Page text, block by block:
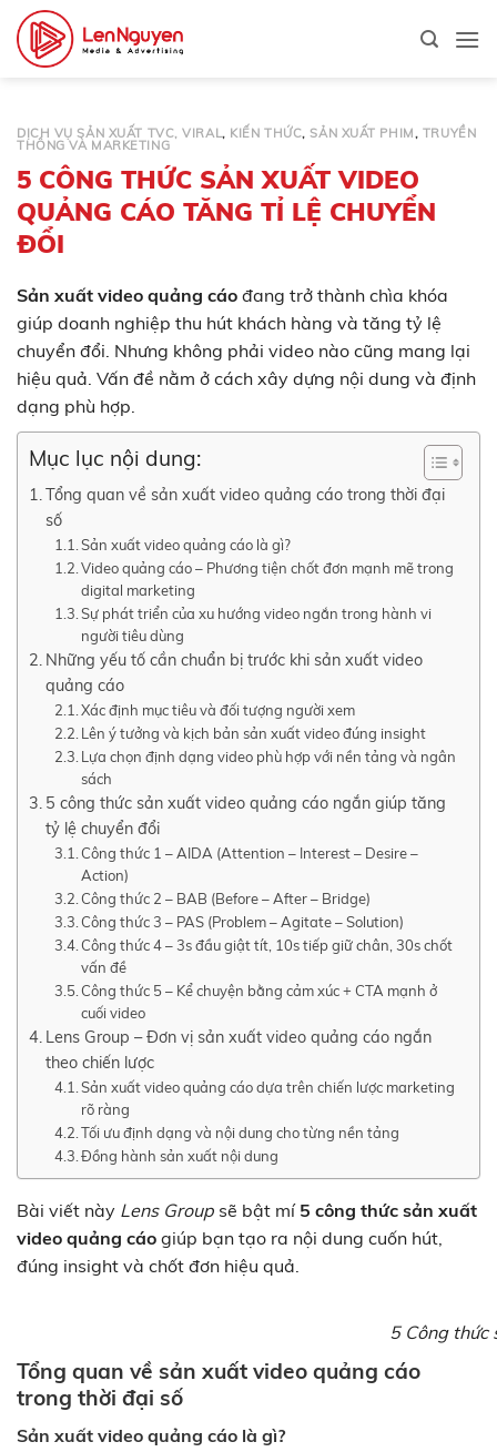
qua
DỊCH VỤ SẢN XUẤT TVC, VIRAL, KIẾN THỨC,SẢN XUẤT PHIM, TRUYỀN
THÔNG VÀ MARKETING
5 CÔNG THỨC SẢN XUẤT VIDEO
QUẢNG CÁO TĂNG TỈ LỆ CHUYỂN
ĐỔI
Sản xuất video quảng cáo đang trở thành chìa khóa
giúp doanh nghiệp thu hút khách hàng và tăng tỷ lệ
chuyển đổi. Nhưng không phải video nào cũng mang lại
hiệu quả. Vấn đề nằm ở cách xây dựng nội dung và định
dạng phù hợp.
Mục lục nội dung:
Tổng quan về sản xuất video quảng cáo trong thời đại
số
Sản xuất video quảng cáo là gì?
Video quảng cáo – Phương tiện chốt đơn mạnh mẽ trong
digital marketing
Sự phát triển của xu hướng video ngắn trong hành vi
người tiêu dùng
Những yếu tố cần chuẩn bị trước khi sản xuất video
quảng cáo
Xác định mục tiêu và đối tượng người xem
Lên ý tưởng và kịch bản sản xuất video đúng insight
Lựa chọn định dạng video phù hợp với nền tảng và ngân
sách
5 công thức sản xuất video quảng cáo ngắn giúp tăng
tỷ lệ chuyển đổi
Công thức 1 – AIDA (Attention – Interest – Desire –
Action)
Công thức 2 – BAB (Before – After – Bridge)
Công thức 3 – PAS (Problem – Agitate – Solution)
Công thức 4 – 3s đầu giật tít, 10s tiếp giữ chân, 30s chốt
vấn đề
Công thức 5 – Kể chuyện bằng cảm xúc + CTA mạnh ở
cuối video
Lens Group – Đơn vị sản xuất video quảng cáo ngắn
theo chiến lược
Sản xuất video quảng cáo dựa trên chiến lược marketing
rõ ràng
Tối ưu định dạng và nội dung cho từng nền tảng
Đồng hành sản xuất nội dung
Bài viết này Lens Group sẽ bật mí 5 công thức sản xuất
video quảng cáo giúp bạn tạo ra nội dung cuốn hút,
đúng insight và chốt đơn hiệu quả.
5 Công thức
Tổng quan về sản xuất video quảng cáo
trong thời đại số
Sản xuất video quảng cáo là gì?